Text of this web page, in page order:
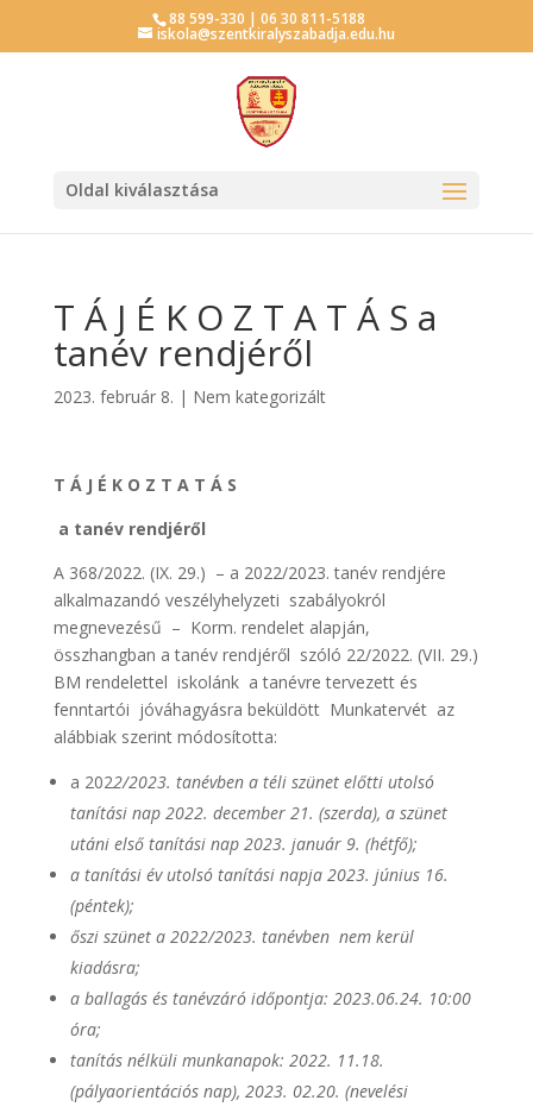
88 599-330 | 06 30 811-5188
iskola@szentkiralyszabadja.edu.hu
Oldal kiválasztása
T Á J É K O Z T A T Á S a
tanév rendjéről
2023. február 8. | Nem kategorizált
T Á J É K O Z T A T Á S
a tanév rendjéről
A 368/2022. (IX. 29.) – a 2022/2023. tanév rendjére
alkalmazandó veszélyhelyzeti szabályokról
megnevezésű – Korm. rendelet alapján,
összhangban a tanév rendjéről szóló 22/2022. (VII. 29.)
BM rendelettel iskolánk a tanévre tervezett és
fenntartói jóváhagyásra beküldött Munkatervét az
alábbiak szerint módosította:
a 2022/2023. tanévben a téli szünet előtti utolsó
tanítási nap 2022. december 21. (szerda), a szünet
utáni első tanítási nap 2023. január 9. (hétfő);
a tanítási év utolsó tanítási napja 2023. június 16.
(péntek);
őszi szünet a 2022/2023. tanévben nem kerül
kiadásra;
a ballagás és tanévzáró időpontja: 2023.06.24. 10:00
óra;
tanítás nélküli munkanapok: 2022. 11.18.
(pályaorientációs nap), 2023. 02.20. (nevelési